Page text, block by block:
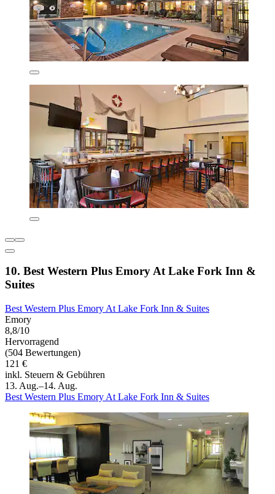
10. Best Western Plus Emory At Lake Fork Inn &
Suites
Best Western Plus Emory At Lake Fork Inn & Suites
Emory
8,8/10
Hervorragend
(504 Bewertungen)
121 €
inkl. Steuern & Gebühren
13. Aug.–14. Aug.
Best Western Plus Emory At Lake Fork Inn & Suites